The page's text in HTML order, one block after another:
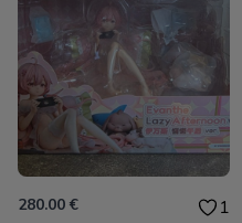
280.00 € 1